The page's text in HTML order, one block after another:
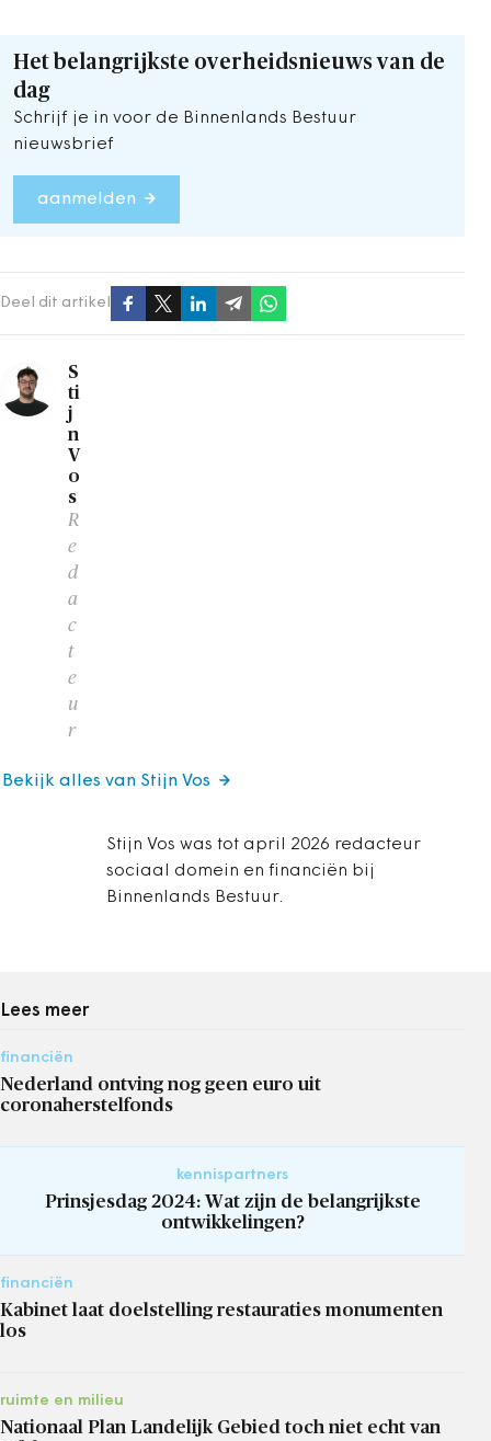
Het belangrijkste overheidsnieuws van de
dag
Schrijf je in voor de Binnenlands Bestuur
nieuwsbrief
aanmelden
Deel dit artikel
S
ti
j
n
V
o
s
R
e
d
a
c
t
e
u
r
Stijn Vos was tot april 2026 redacteur
sociaal domein en financiën bij
Binnenlands Bestuur.
Bekijk alles van Stijn Vos
Lees meer
financiën
Nederland ontving nog geen euro uit
coronaherstelfonds
kennispartners
Prinsjesdag 2024: Wat zijn de belangrijkste
ontwikkelingen?
financiën
Kabinet laat doelstelling restauraties monumenten
los
ruimte en milieu
Nationaal Plan Landelijk Gebied toch niet echt van